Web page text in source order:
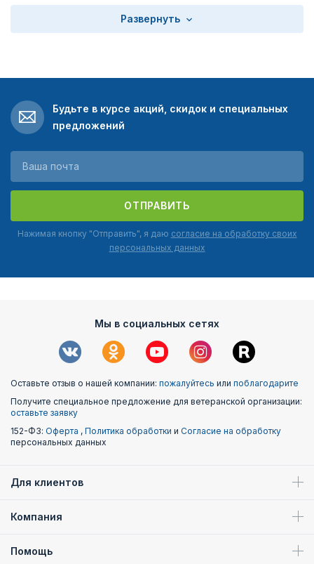
Развернуть
Будьте в курсе акций, скидок и специальных
предложений
ОТПРАВИТЬ
Нажимая кнопку "Отправить", я даю согласие на обработку своих
персональных данных
Мы в социальных сетях
Оставьте отзыв о нашей компании: пожалуйтесь или поблагодарите
Получите специальное предложение для ветеранской организации:
оставьте заявку
152-ФЗ: Оферта , Политика обработки и Согласие на обработку
персональных данных
Для клиентов
Компания
Помощь